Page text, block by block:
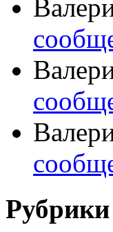
Рубрики